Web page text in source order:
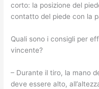
corto: la posizione del
contatto del piede con la
Quali sono i consigli per
vincente?
– Durante il tiro, la mano
deve essere alto,